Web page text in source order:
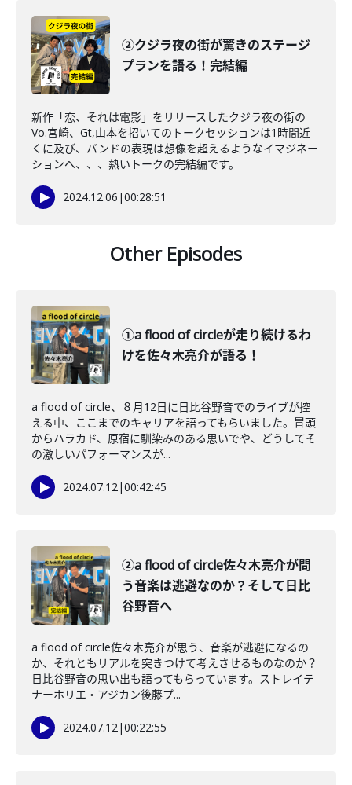
②クジラ夜の街が驚きのステージ
プランを語る！完結編
新作「恋、それは電影」をリリースしたクジラ夜の街の
Vo.宮崎、Gt,山本を招いてのトークセッションは1時間近
くに及び、バンドの表現は想像を超えるようなイマジネー
ションへ、、、熱いトークの完結編です。
2024.12.06 |00:28:51
Other Episodes
①a flood of circleが走り続けるわ
けを佐々木亮介が語る！
a flood of circle、８月12日に日比谷野音でのライブが控
える中、ここまでのキャリアを語ってもらいました。冒頭
からハラカド、原宿に馴染みのある思いでや、どうしてそ
の激しいパフォーマンスが...
2024.07.12|00:42:45
②a flood of circle佐々木亮介が問
う音楽は逃避なのか？そして日比
谷野音へ
a flood of circle佐々木亮介が思う、音楽が逃避になるの
か、それともリアルを突きつけて考えさせるものなのか？
日比谷野音の思い出も語ってもらっています。ストレイテ
ナーホリエ・アジカン後藤プ...
2024.07.12|00:22:55